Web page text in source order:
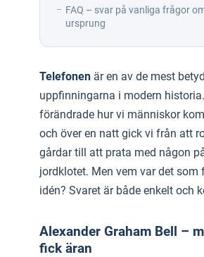
FAQ – svar på vanliga frågor
ursprung
Telefonen är en av de mest
uppfinningarna i modern
förändrade hur vi människor
och över en natt gick vi från att
gårdar till att prata med någon
jordklotet. Men vem var det som
idén? Svaret är både enkelt och
Alexander Graham Bell –
fick äran